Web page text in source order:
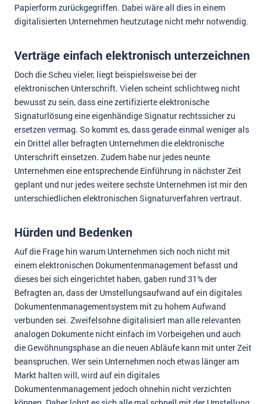
Papierform zurückgegriffen. Dabei wäre all dies in einem
digitalisierten Unternehmen heutzutage nicht mehr notwendig.
Verträge einfach elektronisch unterzeichnen
Doch die Scheu vieler, liegt beispielsweise bei der
elektronischen Unterschrift. Vielen scheint schlichtweg nicht
bewusst zu sein, dass eine zertifizierte elektronische
Signaturlösung eine eigenhändige Signatur rechtssicher zu
ersetzen vermag. So kommt es, dass gerade einmal weniger als
ein Drittel aller befragten Unternehmen die elektronische
Unterschrift einsetzen. Zudem habe nur jedes neunte
Unternehmen eine entsprechende Einführung in nächster Zeit
geplant und nur jedes weitere sechste Unternehmen ist mir den
unterschiedlichen elektronischen Signaturverfahren vertraut.
Hürden und Bedenken
Auf die Frage hin warum Unternehmen sich noch nicht mit
einem elektronischen Dokumentenmanagement befasst und
dieses bei sich eingerichtet haben, gaben rund 31% der
Befragten an, dass der Umstellungsaufwand auf ein digitales
Dokumentenmanagementsystem mit zu hohem Aufwand
verbunden sei. Zweifelsohne digitalisiert man alle relevanten
analogen Dokumente nicht einfach im Vorbeigehen und auch
die Gewöhnungsphase an die neuen Abläufe kann mit unter Zeit
beanspruchen. Wer sein Unternehmen noch etwas länger am
Markt halten will, wird auf ein digitales
Dokumentenmanagement jedoch ohnehin nicht verzichten